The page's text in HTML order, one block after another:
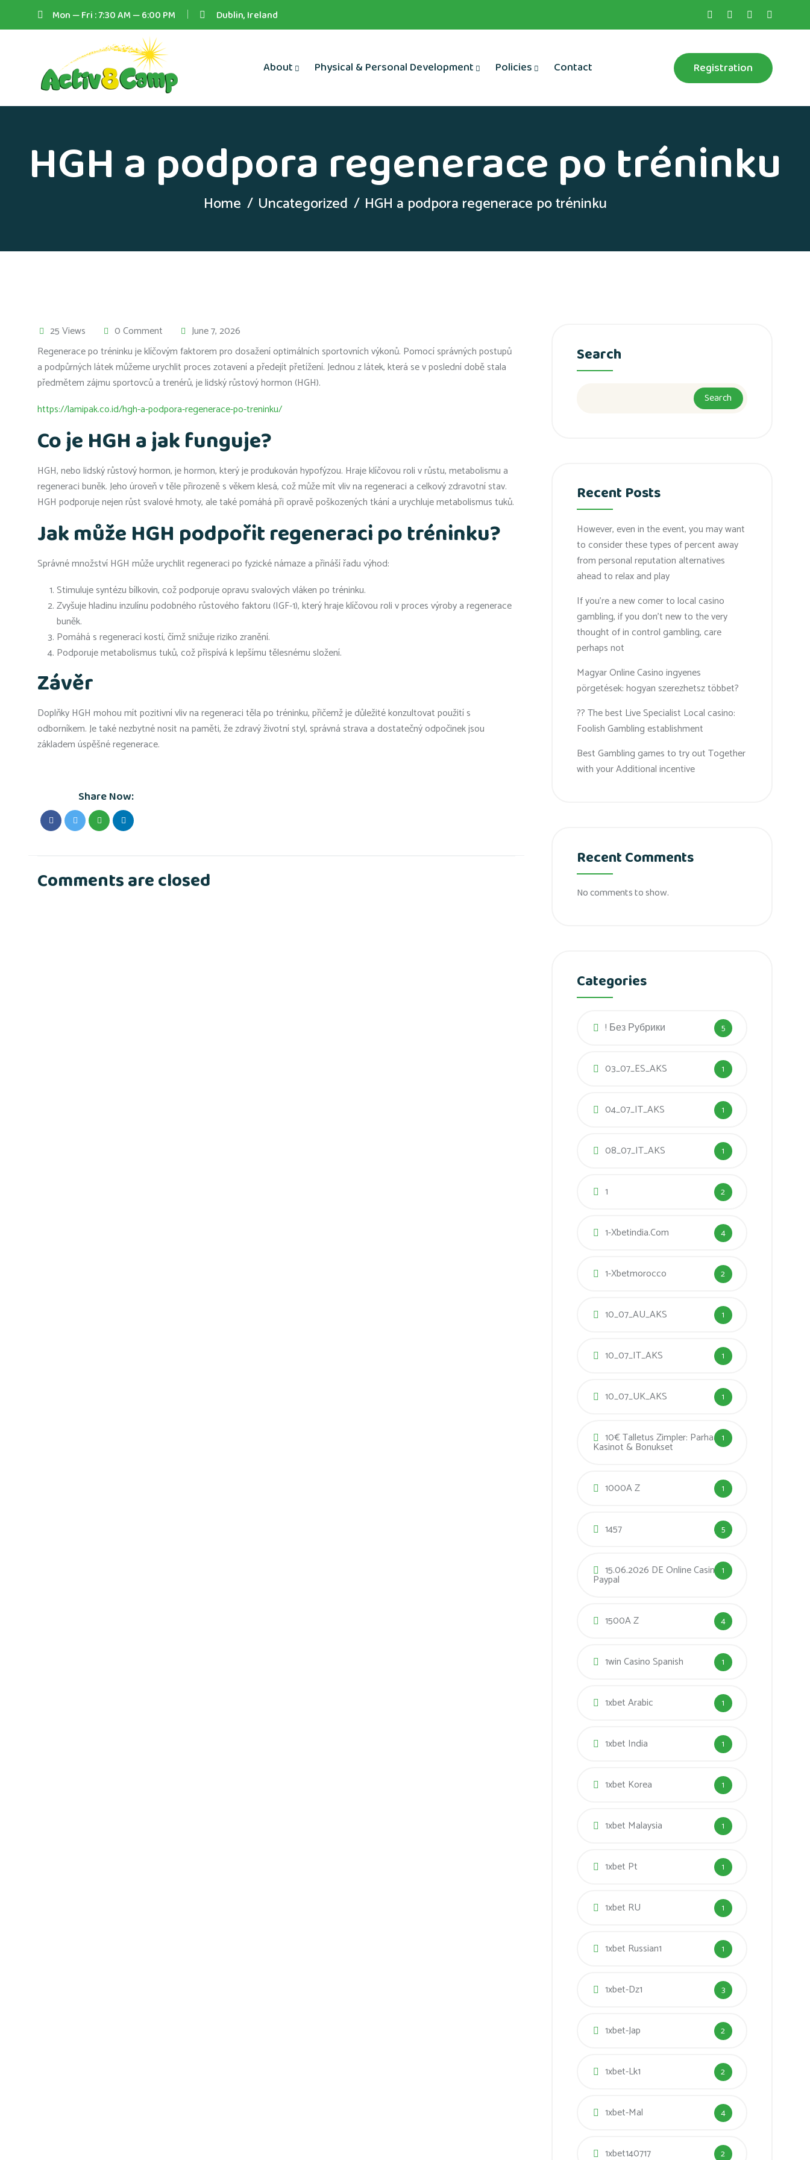
Mon — Fri : 7:30 AM — 6:00 PM Dublin, Ireland
About Physical & Personal Development Policies Contact Registration
HGH a podpora regenerace po tréninku
Home Uncategorized HGH a podpora regenerace po tréninku
25 Views 0 Comment
June 7, 2026
Regenerace po tréninku je klíčovým faktorem pro dosažení optimálních sportovních výkonů. Pomocí správných postupů
a podpůrných látek můžeme urychlit proces zotavení a předejít přetížení. Jednou z látek, která se v poslední době stala
předmětem zájmu sportovců a trenérů, je lidský růstový hormon (HGH).
https://lamipak.co.id/hgh-a-podpora-regenerace-po-treninku/
Co je HGH a jak funguje?
HGH, nebo lidský růstový hormon, je hormon, který je produkován hypofýzou. Hraje klíčovou roli v růstu, metabolismu a
regeneraci buněk. Jeho úroveň v těle přirozeně s věkem klesá, což může mít vliv na regeneraci a celkový zdravotní stav.
HGH podporuje nejen růst svalové hmoty, ale také pomáhá při opravě poškozených tkání a urychluje metabolismus tuků.
Jak může HGH podpořit regeneraci po tréninku?
Správné množství HGH může urychlit regeneraci po fyzické námaze a přináší řadu výhod:
Stimuluje syntézu bílkovin, což podporuje opravu svalových vláken po tréninku.
Zvyšuje hladinu inzulínu podobného růstového faktoru (IGF-1), který hraje klíčovou roli v proces výroby a regenerace
buněk.
Pomáhá s regenerací kostí, čímž snižuje riziko zranění.
Podporuje metabolismus tuků, což přispívá k lepšímu tělesnému složení.
Závěr
Doplňky HGH mohou mít pozitivní vliv na regeneraci těla po tréninku, přičemž je důležité konzultovat použití s
odborníkem. Je také nezbytné nosit na paměti, že zdravý životní styl, správná strava a dostatečný odpočinek jsou
základem úspěšné regenerace.
Share Now:
Comments are closed
Search
Search
Recent Posts
However, even in the event, you may want
to consider these types of percent away
from personal reputation alternatives
ahead to relax and play
If you’re a new comer to local casino
gambling, if you don’t new to the very
thought of in control gambling, care
perhaps not
Magyar Online Casino ingyenes
pörgetések: hogyan szerezhetsz többet?
?? The best Live Specialist Local casino:
Foolish Gambling establishment
Best Gambling games to try out Together
with your Additional incentive
Recent Comments
No comments to show.
Categories
! Без Рубрики 5
03_07_ES_AKS 1
04_07_IT_AKS 1
08_07_IT_AKS 1
1 2
1-Xbetindia.com 4
1-Xbetmorocco 2
10_07_AU_AKS 1
10_07_IT_AKS 1
10_07_UK_AKS 1
10€ Talletus Zimpler: Parhaat
Kasinot & Bonukset
1
1000A Z 1
1457 5
15.06.2026 DE Online Casino
Paypal
1
1500A Z 4
1win Casino Spanish 1
1xbet Arabic 1
1xbet India 1
1xbet Korea 1
1xbet Malaysia 1
1xbet Pt 1
1xbet RU 1
1xbet Russian1 1
1xbet-Dz1 3
1xbet-Jap 2
1xbet-Lk1 2
1xbet-Mal 4
1xbet140717 2